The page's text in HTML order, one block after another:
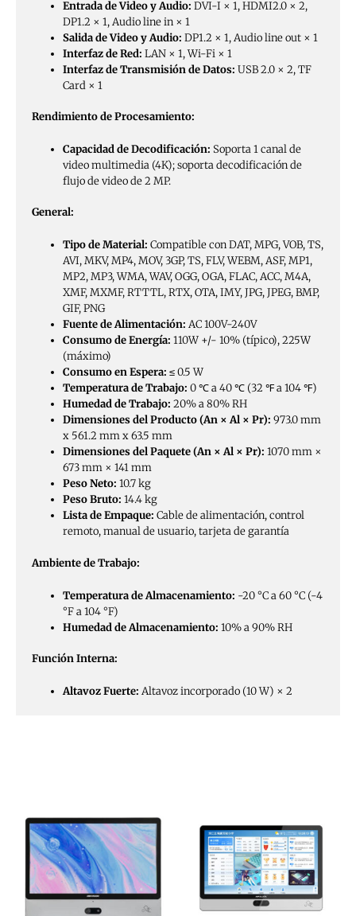
Entrada de Video y Audio: DVI-I × 1, HDMI2.0 × 2,
DP1.2 × 1, Audio line in × 1
Salida de Video y Audio: DP1.2 × 1, Audio line out × 1
Interfaz de Red: LAN × 1, Wi-Fi × 1
Interfaz de Transmisión de Datos: USB 2.0 × 2, TF
Card × 1
Rendimiento de Procesamiento:
Capacidad de Decodificación: Soporta 1 canal de
video multimedia (4K); soporta decodificación de
flujo de video de 2 MP.
General:
Tipo de Material: Compatible con DAT, MPG, VOB, TS,
AVI, MKV, MP4, MOV, 3GP, TS, FLV, WEBM, ASF, MP1,
MP2, MP3, WMA, WAV, OGG, OGA, FLAC, ACC, M4A,
XMF, MXMF, RTTTL, RTX, OTA, IMY, JPG, JPEG, BMP,
GIF, PNG
Fuente de Alimentación: AC 100V-240V
Consumo de Energía: 110W +/- 10% (típico), 225W
(máximo)
Consumo en Espera: ≤ 0.5 W
Temperatura de Trabajo: 0 ℃ a 40 ℃ (32 ℉ a 104 ℉)
Humedad de Trabajo: 20% a 80% RH
Dimensiones del Producto (An × Al × Pr): 973.0 mm
x 561.2 mm x 63.5 mm
Dimensiones del Paquete (An × Al × Pr): 1070 mm ×
673 mm × 141 mm
Peso Neto: 10.7 kg
Peso Bruto: 14.4 kg
Lista de Empaque: Cable de alimentación, control
remoto, manual de usuario, tarjeta de garantía
Ambiente de Trabajo:
Temperatura de Almacenamiento: -20 °C a 60 °C (-4
°F a 104 °F)
Humedad de Almacenamiento: 10% a 90% RH
Función Interna:
Altavoz Fuerte: Altavoz incorporado (10 W) × 2